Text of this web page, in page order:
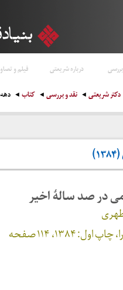
درباره شریعتی فیلم و
دکتر شریعتی نقد و بررسی کتاب دهه ۸۰
در صد سالهٔ اخیر
۱۳۸۴، ۱۱۴ صفحه